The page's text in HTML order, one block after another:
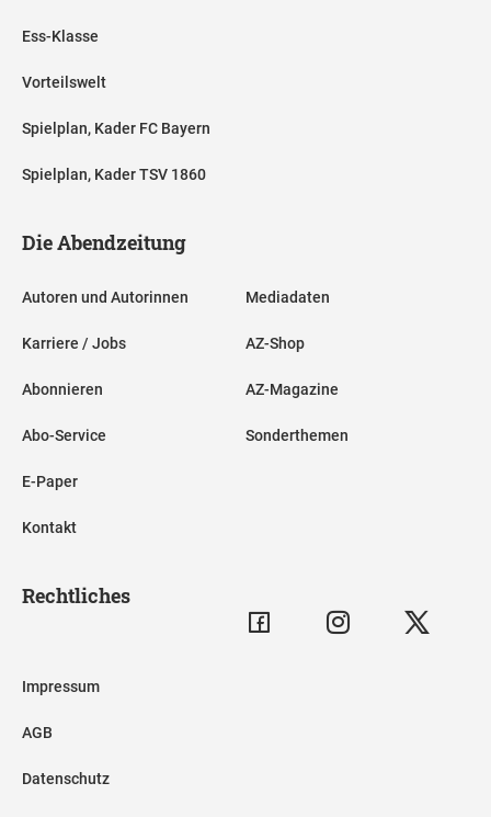
Ess-Klasse
Vorteilswelt
Spielplan, Kader FC Bayern
Spielplan, Kader TSV 1860
Die Abendzeitung
Autoren und Autorinnen
Karriere / Jobs
Abonnieren
Abo-Service
E-Paper
Kontakt
Mediadaten
AZ-Shop
AZ-Magazine
Sonderthemen
Rechtliches
Impressum
AGB
Datenschutz